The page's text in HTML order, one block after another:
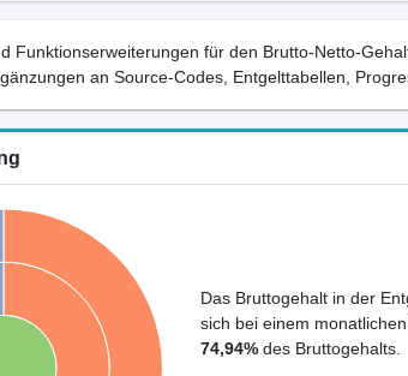
Funktionserweiterungen für den Brutto-Netto-
an Source-Codes, Entgelttabellen,
Das Bruttogehalt in der
sich bei einem
74,94%des Bruttogehalts.